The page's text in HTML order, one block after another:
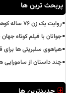
پربحث ترین ها
روایت یک زن ۷۶ ساله کوهنورد مادر کوهستان کیست؟
جوانان با فیلم کوتاه
هیاهوی سلبریتی ها برای
چند داستان از